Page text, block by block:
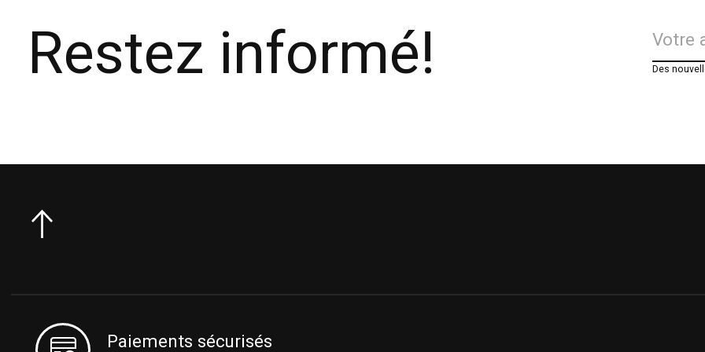
Restez informé! Des
Paiements sécurisés